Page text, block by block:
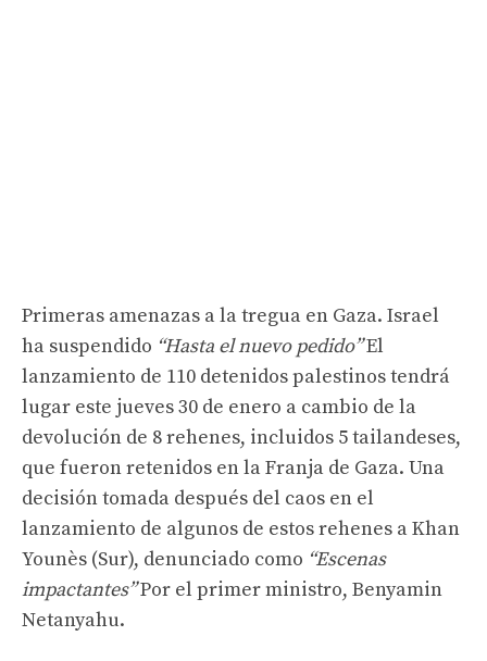
Primeras amenazas a la tregua en Gaza. Israel
ha suspendido “Hasta el nuevo pedido”El
lanzamiento de 110 detenidos palestinos tendrá
lugar este jueves 30 de enero a cambio de la
devolución de 8 rehenes, incluidos 5 tailandeses,
que fueron retenidos en la Franja de Gaza. Una
decisión tomada después del caos en el
lanzamiento de algunos de estos rehenes a Khan
Younès (Sur), denunciado como “Escenas
impactantes”Por el primer ministro, Benyamin
Netanyahu.